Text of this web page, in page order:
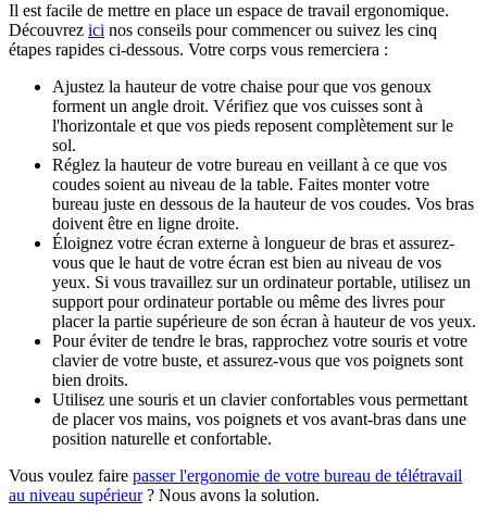
Il est facile de mettre en place un espace de travail ergonomique.
Découvrez ici nos conseils pour commencer ou suivez les cinq
étapes rapides ci-dessous. Votre corps vous remerciera :
Ajustez la hauteur de votre chaise pour que vos genoux
forment un angle droit. Vérifiez que vos cuisses sont à
l'horizontale et que vos pieds reposent complètement sur le
sol.
Réglez la hauteur de votre bureau en veillant à ce que vos
coudes soient au niveau de la table. Faites monter votre
bureau juste en dessous de la hauteur de vos coudes. Vos bras
doivent être en ligne droite.
Éloignez votre écran externe à longueur de bras et assurez-
vous que le haut de votre écran est bien au niveau de vos
yeux. Si vous travaillez sur un ordinateur portable, utilisez un
support pour ordinateur portable ou même des livres pour
placer la partie supérieure de son écran à hauteur de vos yeux.
Pour éviter de tendre le bras, rapprochez votre souris et votre
clavier de votre buste, et assurez-vous que vos poignets sont
bien droits.
Utilisez une souris et un clavier confortables vous permettant
de placer vos mains, vos poignets et vos avant-bras dans une
position naturelle et confortable.
Vous voulez faire passer l'ergonomie de votre bureau de télétravail
au niveau supérieur? Nous avons la solution.